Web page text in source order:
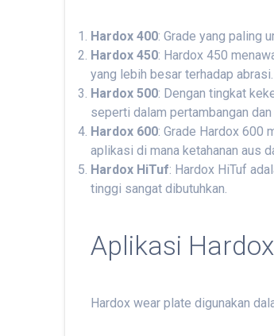
Hardox 400: Grade yang paling
Hardox 450: Hardox 450
yang lebih besar terhadap abrasi.
Hardox 500: Dengan tingkat
seperti dalam pertambangan
Hardox 600: Grade Hardox 600
aplikasi di mana ketahanan aus
Hardox HiTuf: Hardox HiTuf
tinggi sangat dibutuhkan.
Aplikasi Hardox
Hardox wear plate digunakan